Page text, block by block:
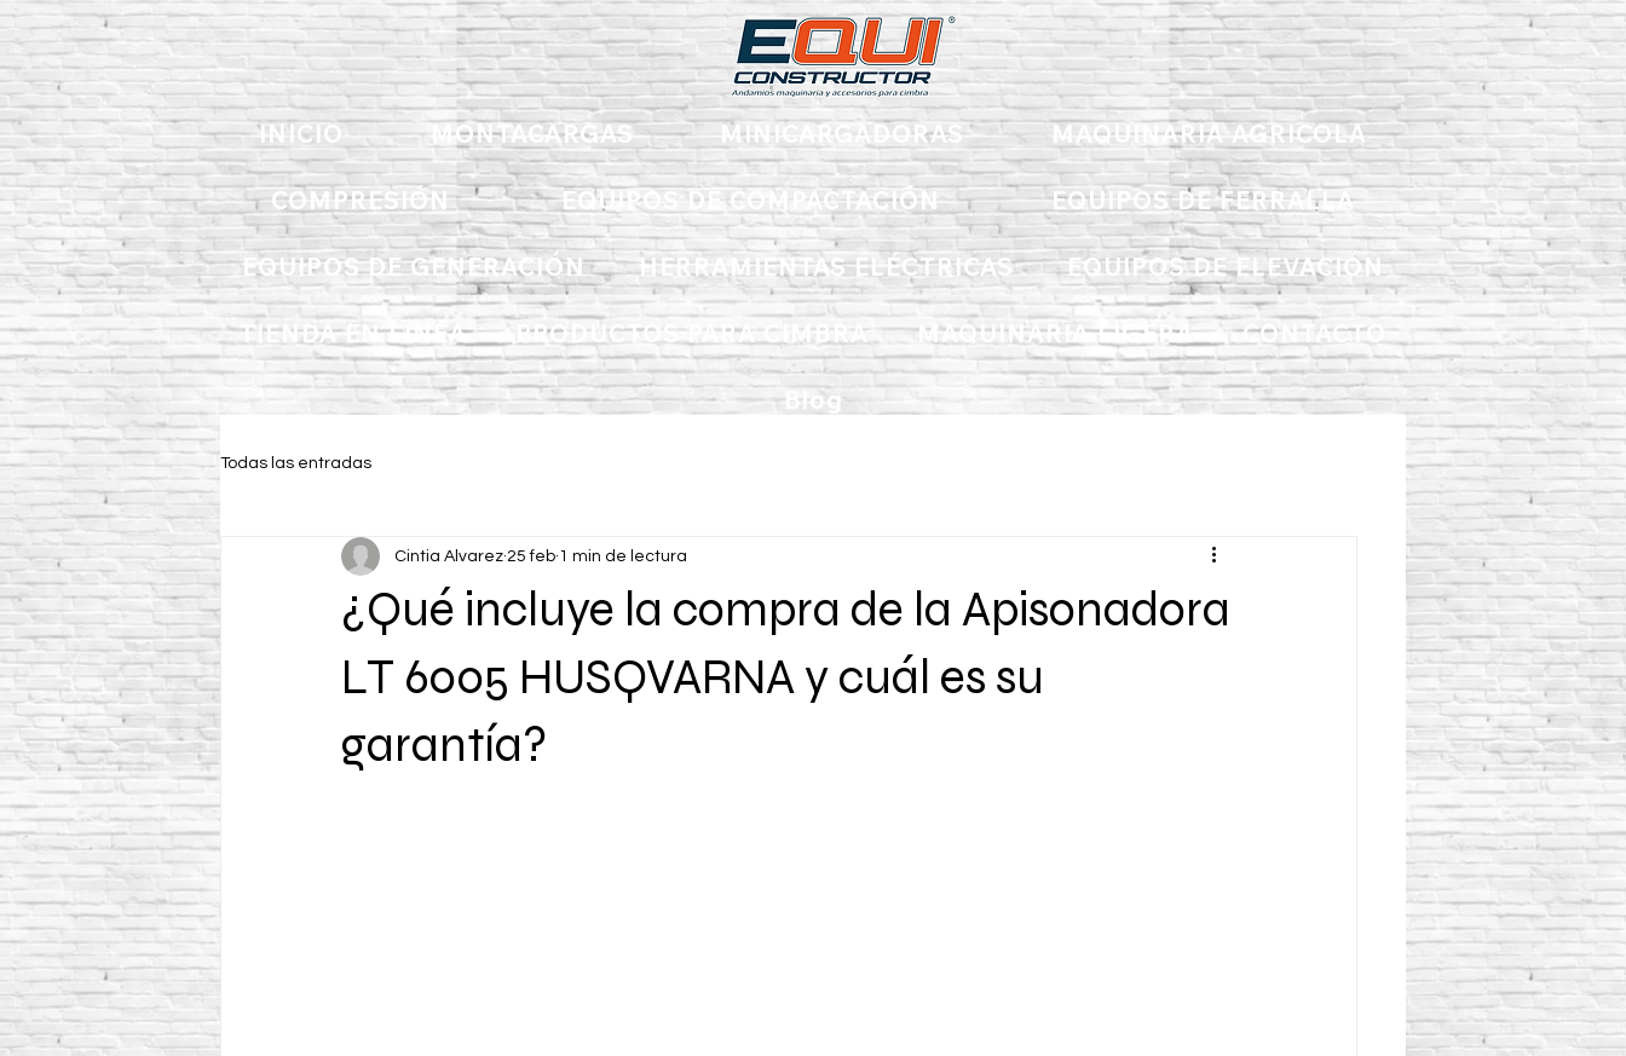
INICIO MONTACARGAS MINICARGADORAS MAQUINARIA AGRICOLA
COMPRESIÓN EQUIPOS DE COMPACTACIÓN EQUIPOS DE FERRALLA
EQUIPOS DE GENERACIÓN HERRAMIENTAS ELÉCTRICAS EQUIPOS DE ELEVACIÓN
TIENDA EN LINEA PRODUCTOS PARA CIMBRA MAQUINARIA LIGERA CONTACTO
Blog
Todas las entradas
¿Qué incluye la compra de la Apisonadora
LT 6005 HUSQVARNA y cuál es su
garantía?
Cintia Alvarez 25 feb 1 min de lectura